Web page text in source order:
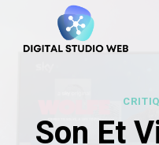
content
Son Et